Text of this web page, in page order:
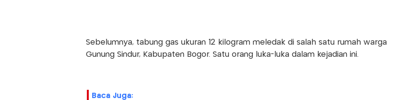
Sebelumnya, tabung gas ukuran 12 kilogram meledak di salah satu rumah warga
Gunung Sindur, Kabupaten Bogor. Satu orang luka-luka dalam kejadian ini.
Baca Juga: